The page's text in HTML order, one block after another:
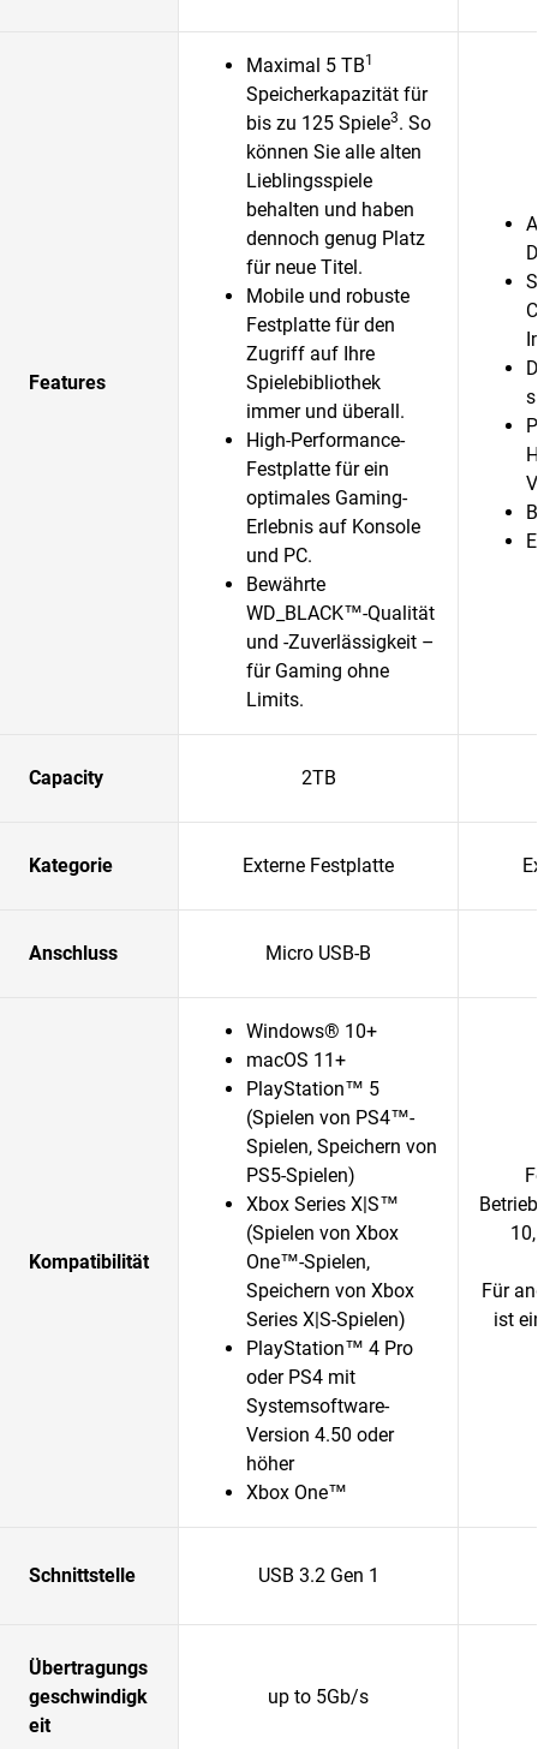
Features
Maximal 5 TB1
Speicherkapazität für
bis zu 125 Spiele3. So
können Sie alle alten
Lieblingsspiele
behalten und haben
dennoch genug Platz
für neue Titel.
Mobile und robuste
Festplatte für den
Zugriff auf Ihre
Spielebibliothek
immer und überall.
High-Performance-
Festplatte für ein
optimales Gaming-
Erlebnis auf Konsole
und PC.
Bewährte
WD_BLACK™-Qualität
und -Zuverlässigkeit –
für Gaming ohne
Limits.
Capacity 2TB
Kategorie Externe Festplatte
Anschluss Micro USB-B
Kompatibilität
Windows® 10+
macOS 11+
PlayStation™ 5
(Spielen von PS4™-
Spielen, Speichern von
PS5-Spielen)
Xbox Series X|S™
(Spielen von Xbox
One™-Spielen,
Speichern von Xbox
Series X|S-Spielen)
PlayStation™ 4 Pro
oder PS4 mit
Systemsoftware-
Version 4.50 oder
höher
Xbox One™
Für
ist
Schnittstelle USB 3.2 Gen 1
Übertragungs
geschwindigk
eit
up to 5Gb/s